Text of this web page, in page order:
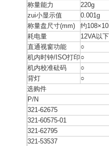
称量能力
220g
zui小显示值
0.001g
称量盘尺寸(mm)
约
耗电量
12VA以下
直通视窗功能
○
机内时钟/ISO打印 ○
机内校准砝码
○
背灯
○
选购件
P/N
321-62675
321-60575-01
321-62795
321-53537